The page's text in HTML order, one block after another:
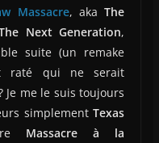
Massacre, akaThe
Next Generation,
suite (un remake
raté qui ne serait
Je me le suis toujours
simplementTexas
Massacre à la